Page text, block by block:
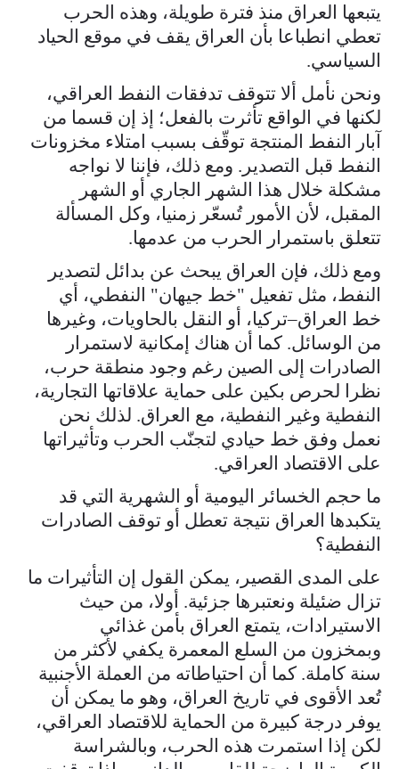
يتبعها العراق منذ فترة طويلة، وهذه الحرب
تعطي انطباعا بأن العراق يقف في موقع الحياد
السياسي.
ونحن نأمل ألا تتوقف تدفقات النفط العراقي،
لكنها في الواقع تأثرت بالفعل؛ إذ إن قسما من
آبار النفط المنتجة توقّف بسبب امتلاء مخزونات
النفط قبل التصدير. ومع ذلك، فإننا لا نواجه
مشكلة خلال هذا الشهر الجاري أو الشهر
المقبل، لأن الأمور تُسعّر زمنيا، وكل المسألة
تتعلق باستمرار الحرب من عدمها.
ومع ذلك، فإن العراق يبحث عن بدائل لتصدير
النفط، مثل تفعيل "خط جيهان" النفطي، أي
خط العراق–تركيا، أو النقل بالحاويات، وغيرها
من الوسائل. كما أن هناك إمكانية لاستمرار
الصادرات إلى الصين رغم وجود منطقة حرب،
نظرا لحرص بكين على حماية علاقاتها التجارية،
النفطية وغير النفطية، مع العراق. لذلك نحن
نعمل وفق خط حيادي لتجنّب الحرب وتأثيراتها
على الاقتصاد العراقي.
ما حجم الخسائر اليومية أو الشهرية التي قد
يتكبدها العراق نتيجة تعطل أو توقف الصادرات
النفطية؟
على المدى القصير، يمكن القول إن التأثيرات ما
تزال ضئيلة ونعتبرها جزئية. أولا، من حيث
الاستيرادات، يتمتع العراق بأمن غذائي
وبمخزون من السلع المعمرة يكفي لأكثر من
سنة كاملة. كما أن احتياطاته من العملة الأجنبية
تُعد الأقوى في تاريخ العراق، وهو ما يمكن أن
يوفر درجة كبيرة من الحماية للاقتصاد العراقي،
لكن إذا استمرت هذه الحرب، وبالشراسة